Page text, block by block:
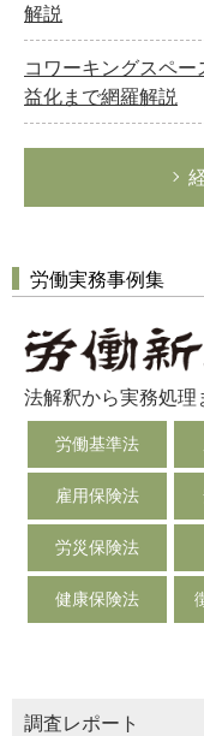
解説
コワーキングスペ
益化まで網羅解説
労働実務事例集
法解釈から実務処
労働基準法
雇用保険法
労災保険法
健康保険法
調査レポート